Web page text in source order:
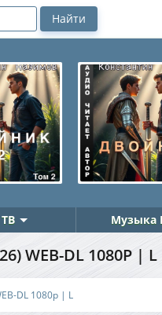
Музыка
WEB-DL 1080P | L
DL 1080p | L